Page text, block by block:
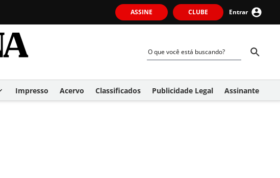
ASSINE CLUBE Entrar
Impresso Acervo Classificados Publicidade Legal Assinante